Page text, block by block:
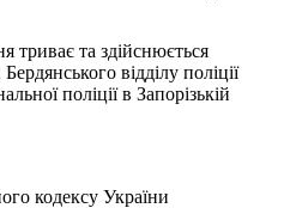
триває та здійснюється
відділу поліції
поліції в Запорізькій
кодексу України